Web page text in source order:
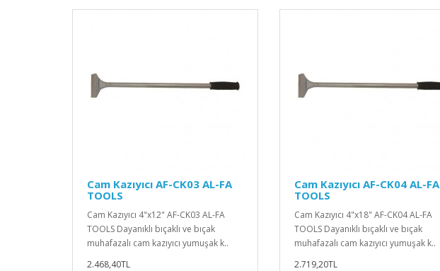
Cam Kazıyıcı AF-CK03 AL-FA
TOOLS
Cam Kazıyıcı 4"x12" AF-CK03 AL-FA
TOOLS Dayanıklı bıçaklı ve bıçak
muhafazalı cam kazıyıcı yumuşak k..
2.468,40TL
Cam Kazıyıcı AF-CK04 AL-FA
TOOLS
Cam Kazıyıcı 4"x18" AF-CK04 AL-FA
TOOLS Dayanıklı bıçaklı ve bıçak
muhafazalı cam kazıyıcı yumuşak k..
2.719,20TL